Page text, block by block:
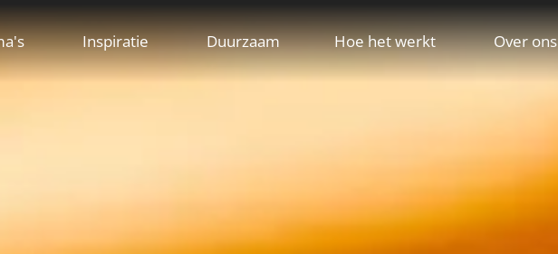
Inspiratie Duurzaam Hoe het werkt Over ons